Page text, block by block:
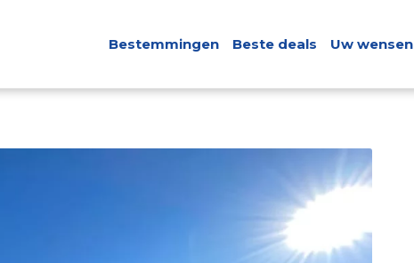
Bestemmingen Beste deals Uw wensen